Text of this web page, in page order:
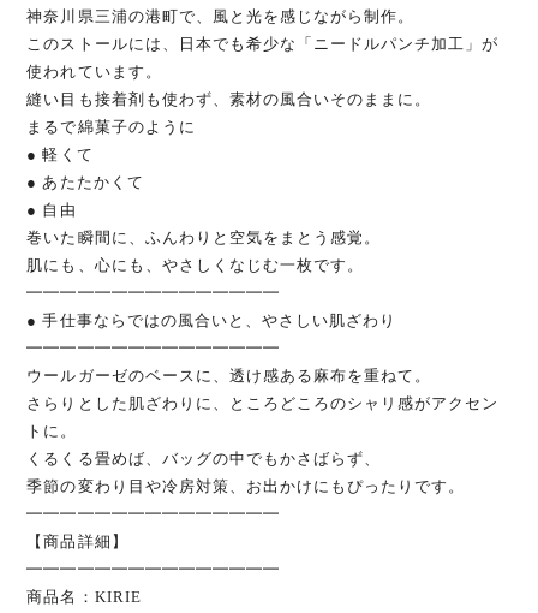
神奈川県三浦の港町で、風と光を感じながら制作。
このストールには、日本でも希少な「ニードルパンチ加工」が
使われています。
縫い目も接着剤も使わず、素材の風合いそのままに。
まるで綿菓子のように
● 軽くて
● あたたかくて
● 自由
巻いた瞬間に、ふんわりと空気をまとう感覚。
肌にも、心にも、やさしくなじむ一枚です。
━━━━━━━━━━━━━━━
● 手仕事ならではの風合いと、やさしい肌ざわり
━━━━━━━━━━━━━━━
ウールガーゼのベースに、透け感ある麻布を重ねて。
さらりとした肌ざわりに、ところどころのシャリ感がアクセン
トに。
くるくる畳めば、バッグの中でもかさばらず、
季節の変わり目や冷房対策、お出かけにもぴったりです。
━━━━━━━━━━━━━━━
【商品詳細】
━━━━━━━━━━━━━━━
商品名：KIRIE